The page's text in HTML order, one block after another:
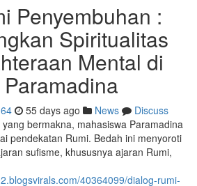
Penyembuhan :
Spiritualitas
Mental di
55 days ago News
Discuss
bermakna, mahasiswa Paramadina
pendekatan Rumi. Bedah ini menyoroti
sufisme, khususnya ajaran Rumi,
40364099/dialog-rumi-